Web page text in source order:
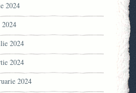
2024
2024
2024
2024